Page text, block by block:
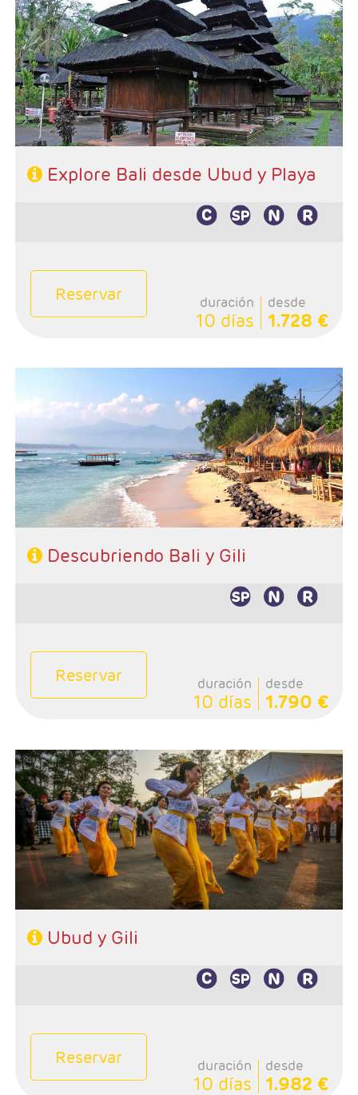
- Salidas: Lunes y viernes
- Ruta: Ubud (excursiones incluidas) y playas de Bali
Régimen: Alojamiento y desayuno + 3 almuerzos
Explore Bali desde Ubud y Playa
Reservar duración
10 días
desde
1.728 €
- Ruta: Bali y Gili
- Categoría hotelera: A elección del cliente
- Régimen: A elección del cliente
Descubriendo Bali y Gili
Reservar duración
10 días
desde
1.790 €
- Salidas: Diarias
- Ruta: Ubud 4 noches (ampliables) - Gili 3 noches
(ampliables) y 1 noche en Bali
- Categoría hotelera: A elección del cliente
- Régimen: A elección del cliente
Ubud y Gili
Reservar duración
10 días
desde
1.982 €